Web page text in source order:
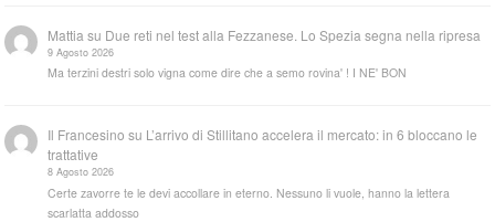
Mattia su Due reti nel test alla Fezzanese. Lo Spezia segna nella ripresa
9 Agosto 2026
Ma terzini destri solo vigna come dire che a semo rovina' ! I NE' BON
Il Francesino su L’arrivo di Stillitano accelera il mercato: in 6 bloccano le
trattative
8 Agosto 2026
Certe zavorre te le devi accollare in eterno. Nessuno li vuole, hanno la lettera
scarlatta addosso